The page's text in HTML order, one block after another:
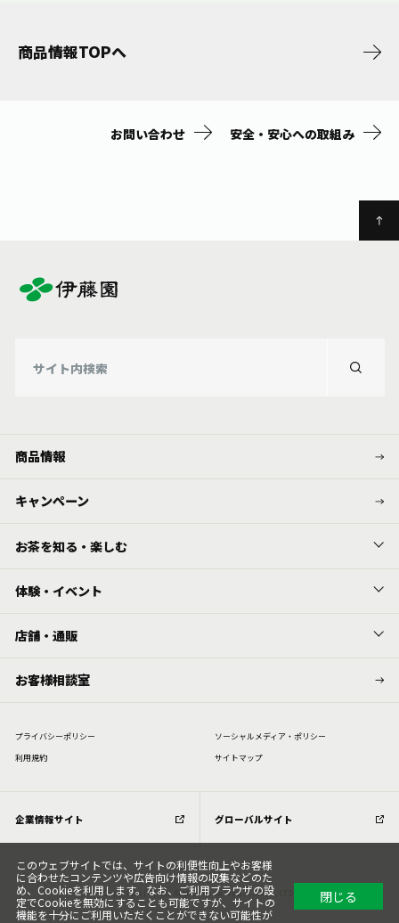
商品情報TOPへ
お問い合わせ 安全・安心への取組み
商品情報
キャンペーン
お茶を知る・楽しむ
体験・イベント
店舗・通販
お客様相談室
プライバシーポリシー
ソーシャルメディア・ポリシー
利⽤規約
サイトマップ
企業情報サイト グローバルサイト
Copyright (C) All Rights Reserved. ITOEN, LTD.
このウェブサイトでは、サイトの利便性向上やお客様
に合わせたコンテンツや広告向け情報の収集などのた
め、Cookieを利用します。なお、ご利用ブラウザの設
定でCookieを無効にすることも可能ですが、サイトの
機能を十分にご利用いただくことができない可能性が
閉じる